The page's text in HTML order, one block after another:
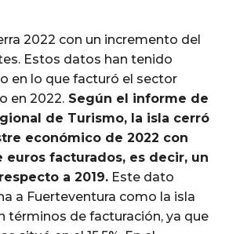
2022 con un incremento del
Estos datos han tenido
en lo que facturó el sector
en 2022. Según el informe de
de Turismo, la isla cerró
económico de 2022 con
euros facturados, es decir, un
a 2019. Este dato
a Fuerteventura como la isla
términos de facturación, ya que